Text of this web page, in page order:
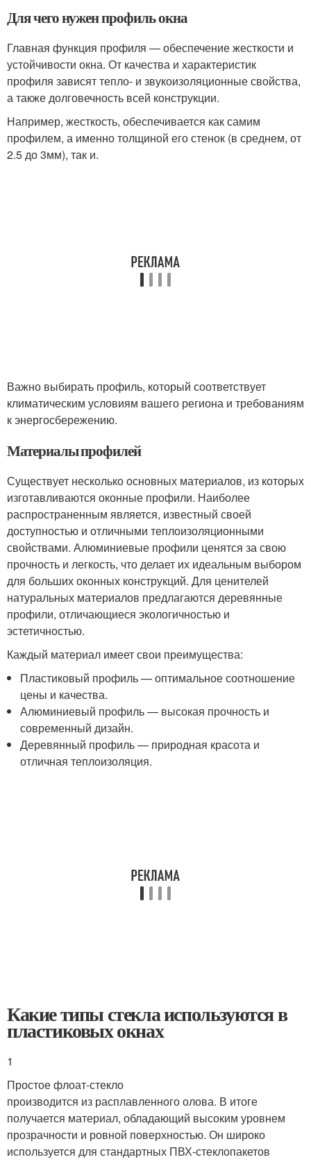
Для чего нужен профиль окна
Главная функция профиля — обеспечение жесткости и
устойчивости окна. От качества и характеристик
профиля зависят тепло- и звукоизоляционные свойства,
а также долговечность всей конструкции.
Например, жесткость, обеспечивается как самим
профилем, а именно толщиной его стенок (в среднем, от
2.5 до 3мм), так и.
Важно выбирать профиль, который соответствует
климатическим условиям вашего региона и требованиям
к энергосбережению.
Материалы профилей
Существует несколько основных материалов, из которых
изготавливаются оконные профили. Наиболее
распространенным является, известный своей
доступностью и отличными теплоизоляционными
свойствами. Алюминиевые профили ценятся за свою
прочность и легкость, что делает их идеальным выбором
для больших оконных конструкций. Для ценителей
натуральных материалов предлагаются деревянные
профили, отличающиеся экологичностью и
эстетичностью.
Каждый материал имеет свои преимущества:
Пластиковый профиль — оптимальное соотношение
цены и качества.
Алюминиевый профиль — высокая прочность и
современный дизайн.
Деревянный профиль — природная красота и
отличная теплоизоляция.
Какие типы стекла используются в
пластиковых окнах
1
Простое флоат-стекло
производится из расплавленного олова. В итоге
получается материал, обладающий высоким уровнем
прозрачности и ровной поверхностью. Он широко
используется для стандартных ПВХ-стеклопакетов